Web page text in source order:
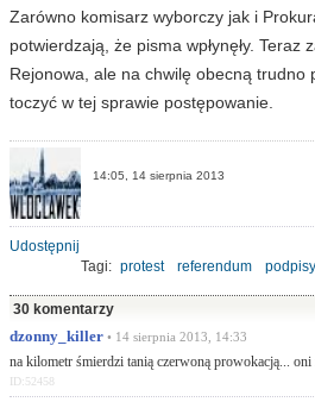
Zarówno komisarz wyborczy jak i
potwierdzają, że pisma wpłynęły. Teraz
Rejonowa, ale na chwilę obecną trudno
toczyć w tej sprawie postępowanie.
14:05, 14 sierpnia 2013
Udostępnij
Tagi: protest referendum podpisy
30 komentarzy
dzonny_killer • 14 sierpnia 2013, 14:33
na kilometr śmierdzi tanią czerwoną prowokacją...
ID:52458